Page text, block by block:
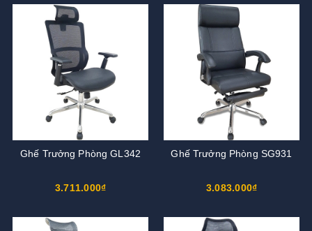
Ghế Trưởng Phòng GL342
3.711.000₫
Ghế Trưởng Phòng SG931
3.083.000₫